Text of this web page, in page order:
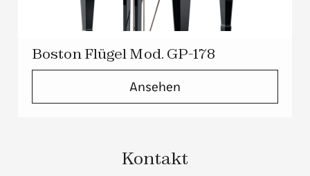
Boston Flügel Mod. GP-178
Ansehen
Kontakt